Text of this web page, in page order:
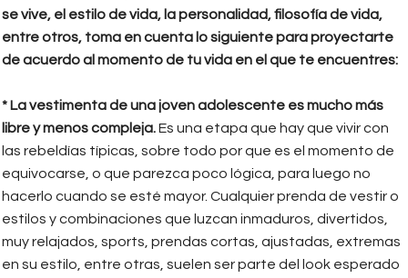
se vive, el estilo de vida, la personalidad, filosofía de vida,
entre otros, toma en cuenta lo siguiente para proyectarte
de acuerdo al momento de tu vida en el que te encuentres:
* La vestimenta de una joven adolescente es mucho más
libre y menos compleja.Es una etapa que hay que vivir con
las rebeldías típicas, sobre todo por que es el momento de
equivocarse, o que parezca poco lógica, para luego no
hacerlo cuando se esté mayor. Cualquier prenda de vestir o
estilos y combinaciones que luzcan inmaduros, divertidos,
muy relajados, sports, prendas cortas, ajustadas, extremas
en su estilo, entre otras, suelen ser parte del look esperado